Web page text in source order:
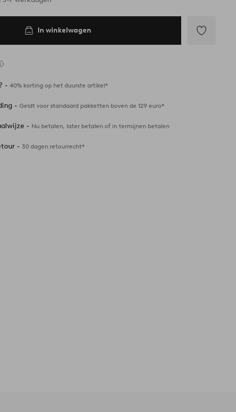
In winkelwagen
-40% korting op het duurste artikel*
-Geldt voor standaard pakketten boven de 129 euro*
- Nu betalen, later betalen of in termijnen betalen
-30 dagen retourrecht*